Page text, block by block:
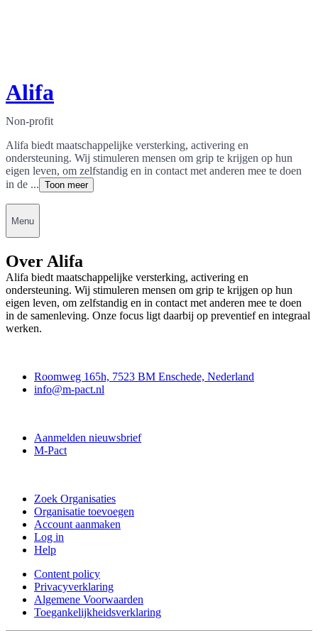
Alifa
Non-profit
Alifa biedt maatschappelijke versterking, activering en
ondersteuning. Wij stimuleren mensen om grip te krijgen op hun
eigen leven, om zelfstandig en in contact met anderen mee te doen
in de ... Toon meer
Menu
Over Alifa
Alifa biedt maatschappelijke versterking, activering en
ondersteuning. Wij stimuleren mensen om grip te krijgen op hun
eigen leven, om zelfstandig en in contact met anderen mee te doen
in de samenleving. Onze focus ligt daarbij op preventief en integraal
werken.
Roomweg 165h, 7523 BM Enschede, Nederland
info@m-pact.nl
Aanmelden nieuwsbrief
M-Pact
Zoek Organisaties
Organisatie toevoegen
Account aanmaken
Log in
Help
Content policy
Privacyverklaring
Algemene Voorwaarden
Toegankelijkheidsverklaring